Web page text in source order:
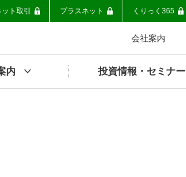
ット取引 プラスネット くりっく365
会社案内
内 投資情報・セミナー